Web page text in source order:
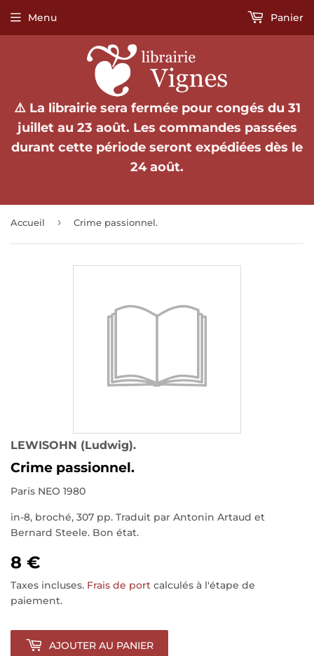
⚠️ La librairie sera fermée pour congés du 31
juillet au 23 août. Les commandes passées
durant cette période seront expédiées dès le
24 août.
Menu Panier
Accueil › Crime passionnel.
LEWISOHN (Ludwig).
Crime passionnel.
Paris NEO 1980
in-8, broché, 307 pp. Traduit par Antonin Artaud et
Bernard Steele. Bon état.
8 €
Taxes incluses. Frais de port calculés à l'étape de
paiement.
AJOUTER AU PANIER